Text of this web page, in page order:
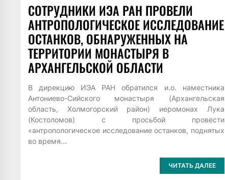
СОТРУДНИКИ ИЭА РАН ПРОВЕЛИ
АНТРОПОЛОГИЧЕСКОЕ ИССЛЕДОВАНИЕ
ОСТАНКОВ, ОБНАРУЖЕННЫХ НА
ТЕРРИТОРИИ МОНАСТЫРЯ В
АРХАНГЕЛЬСКОЙ ОБЛАСТИ
В дирекцию ИЭА РАН обратился и.о. наместника
Антониево-Сийского монастыря (Архангельская
область, Холмогорский район) иеромонах Лука
(Костоломов) с просьбой провести
«антропологическое исследование останков, поднятых
во время...
ЧИТАТЬ ДАЛЕЕ